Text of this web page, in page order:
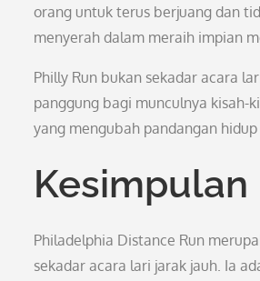
orang untuk terus berjuang dan
menyerah dalam meraih impian
Philly Run bukan sekadar acara
panggung bagi munculnya kisah-
yang mengubah pandangan hidup
Kesimpulan
Philadelphia Distance Run
sekadar acara lari jarak jauh. Ia